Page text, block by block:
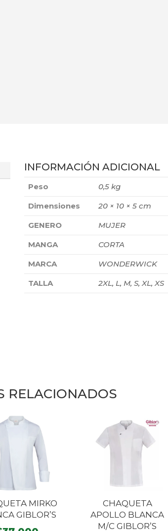
INFORMACIÓN ADICIONAL
Peso 0,5 kg
Dimensiones 20 × 10 × 5 cm
GENERO MUJER
MANGA CORTA
MARCA WONDERWICK
TALLA 2XL, L, M, S, XL, XS
RELACIONADOS
MIRKO
GIBLOR’S
CHAQUETA
APOLLO BLANCA
M/C GIBLOR’S